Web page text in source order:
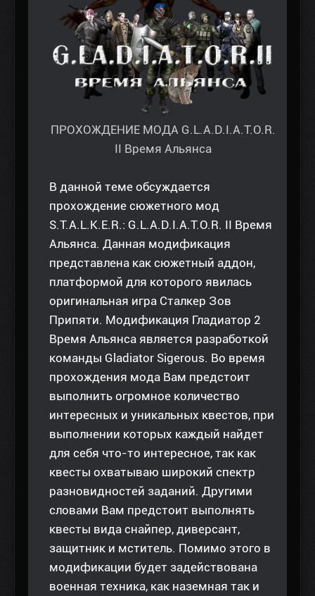
ПРОХОЖДЕНИЕ МОДА G.L.A.D.I.A.T.O.R.
II Время Альянса
В данной теме обсуждается
прохождение сюжетного мод
S.T.A.L.K.E.R.: G.L.A.D.I.A.T.O.R. II Время
Альянса. Данная модификация
представлена как сюжетный аддон,
платформой для которого явилась
оригинальная игра Сталкер Зов
Припяти. Модификация Гладиатор 2
Время Альянса является разработкой
команды Gladiator Sigerous. Во время
прохождения мода Вам предстоит
выполнить огромное количество
интересных и уникальных квестов, при
выполнении которых каждый найдет
для себя что-то интересное, так как
квесты охватываю широкий спектр
разновидностей заданий. Другими
словами Вам предстоит выполнять
квесты вида снайпер, диверсант,
защитник и мститель. Помимо этого в
модификации будет задействована
военная техника, как наземная так и